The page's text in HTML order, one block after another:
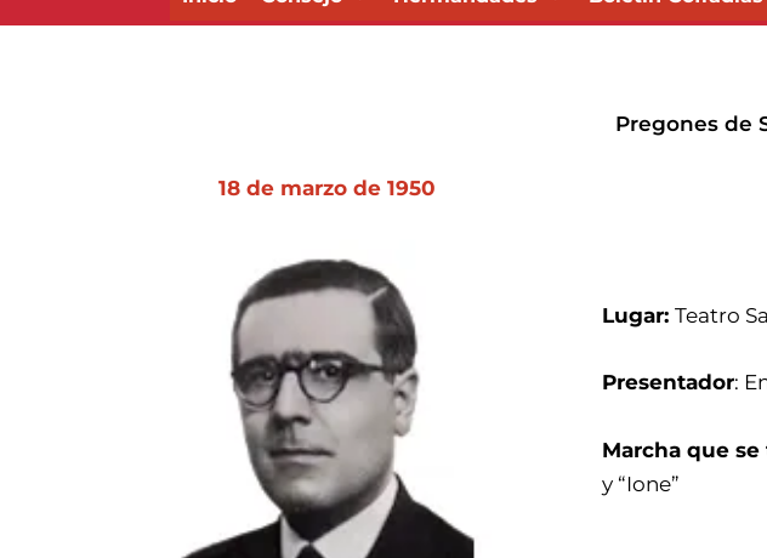
Pregones de
18 de marzo de 1950
Lugar: Teatro
Presentador:
Marcha que se
y “Ione”